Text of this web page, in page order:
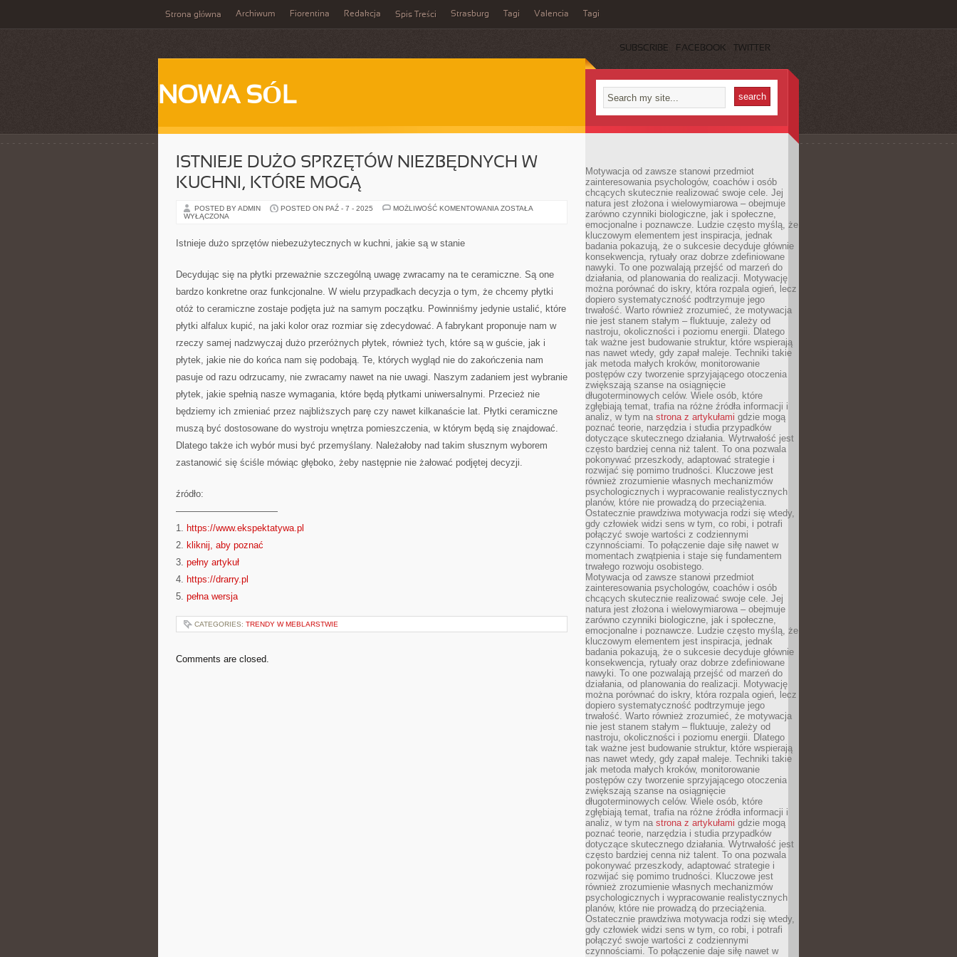
Strona główna Archiwum Fiorentina Redakcja Spis Treści Strasburg Tagi Valencia Tagi
SUBSCRIBE FACEBOOK TWITTER
NOWA SÓL
ISTNIEJE DUŻO SPRZĘTÓW NIEZBĘDNYCH W
KUCHNI, KTÓRE MOGĄ
POSTED BY ADMIN POSTED ON PAŹ - 7 - 2025 MOŻLIWOŚĆ KOMENTOWANIA ISTNIEJE
ZOSTAŁA
WYŁĄCZONA
Istnieje dużo sprzętów niebezużytecznych w kuchni, jakie są w stanie
Decydując się na płytki przeważnie szczególną uwagę zwracamy na te ceramiczne. Są one
bardzo konkretne oraz funkcjonalne. W wielu przypadkach decyzja o tym, że chcemy płytki
otóż to ceramiczne zostaje podjęta już na samym początku. Powinniśmy jedynie ustalić, które
płytki alfalux kupić, na jaki kolor oraz rozmiar się zdecydować. A fabrykant proponuje nam w
rzeczy samej nadzwyczaj dużo przeróżnych płytek, również tych, które są w guście, jak i
płytek, jakie nie do końca nam się podobają. Te, których wygląd nie do zakończenia nam
pasuje od razu odrzucamy, nie zwracamy nawet na nie uwagi. Naszym zadaniem jest wybranie
płytek, jakie spełnią nasze wymagania, które będą płytkami uniwersalnymi. Przecież nie
będziemy ich zmieniać przez najbliższych parę czy nawet kilkanaście lat. Płytki ceramiczne
muszą być dostosowane do wystroju wnętrza pomieszczenia, w którym będą się znajdować.
Dlatego także ich wybór musi być przemyślany. Należałoby nad takim słusznym wyborem
zastanowić się ściśle mówiąc głęboko, żeby następnie nie żałować podjętej decyzji.
źródło:
———————————
1. https://www.ekspektatywa.pl
2. kliknij, aby poznać
3. pełny artykuł
4. https://drarry.pl
5. pełna wersja
CATEGORIES: TRENDY W MEBLARSTWIE
Comments are closed.
Motywacja od zawsze stanowi przedmiot
zainteresowania psychologów, coachów i osób
chcących skutecznie realizować swoje cele. Jej
natura jest złożona i wielowymiarowa – obejmuje
zarówno czynniki biologiczne, jak i społeczne,
emocjonalne i poznawcze. Ludzie często myślą, że
kluczowym elementem jest inspiracja, jednak
badania pokazują, że o sukcesie decyduje głównie
konsekwencja, rytuały oraz dobrze zdefiniowane
nawyki. To one pozwalają przejść od marzeń do
działania, od planowania do realizacji. Motywację
można porównać do iskry, która rozpala ogień, lecz
dopiero systematyczność podtrzymuje jego
trwałość. Warto również zrozumieć, że motywacja
nie jest stanem stałym – fluktuuje, zależy od
nastroju, okoliczności i poziomu energii. Dlatego
tak ważne jest budowanie struktur, które wspierają
nas nawet wtedy, gdy zapał maleje. Techniki takie
jak metoda małych kroków, monitorowanie
postępów czy tworzenie sprzyjającego otoczenia
zwiększają szanse na osiągnięcie
długoterminowych celów. Wiele osób, które
zgłębiają temat, trafia na różne źródła informacji i
analiz, w tym na strona z artykułami gdzie mogą
poznać teorie, narzędzia i studia przypadków
dotyczące skutecznego działania. Wytrwałość jest
często bardziej cenna niż talent. To ona pozwala
pokonywać przeszkody, adaptować strategie i
rozwijać się pomimo trudności. Kluczowe jest
również zrozumienie własnych mechanizmów
psychologicznych i wypracowanie realistycznych
planów, które nie prowadzą do przeciążenia.
Ostatecznie prawdziwa motywacja rodzi się wtedy,
gdy człowiek widzi sens w tym, co robi, i potrafi
połączyć swoje wartości z codziennymi
czynnościami. To połączenie daje siłę nawet w
momentach zwątpienia i staje się fundamentem
trwałego rozwoju osobistego.
Motywacja od zawsze stanowi przedmiot
zainteresowania psychologów, coachów i osób
chcących skutecznie realizować swoje cele. Jej
natura jest złożona i wielowymiarowa – obejmuje
zarówno czynniki biologiczne, jak i społeczne,
emocjonalne i poznawcze. Ludzie często myślą, że
kluczowym elementem jest inspiracja, jednak
badania pokazują, że o sukcesie decyduje głównie
konsekwencja, rytuały oraz dobrze zdefiniowane
nawyki. To one pozwalają przejść od marzeń do
działania, od planowania do realizacji. Motywację
można porównać do iskry, która rozpala ogień, lecz
dopiero systematyczność podtrzymuje jego
trwałość. Warto również zrozumieć, że motywacja
nie jest stanem stałym – fluktuuje, zależy od
nastroju, okoliczności i poziomu energii. Dlatego
tak ważne jest budowanie struktur, które wspierają
nas nawet wtedy, gdy zapał maleje. Techniki takie
jak metoda małych kroków, monitorowanie
postępów czy tworzenie sprzyjającego otoczenia
zwiększają szanse na osiągnięcie
długoterminowych celów. Wiele osób, które
zgłębiają temat, trafia na różne źródła informacji i
analiz, w tym na strona z artykułami gdzie mogą
poznać teorie, narzędzia i studia przypadków
dotyczące skutecznego działania. Wytrwałość jest
często bardziej cenna niż talent. To ona pozwala
pokonywać przeszkody, adaptować strategie i
rozwijać się pomimo trudności. Kluczowe jest
również zrozumienie własnych mechanizmów
psychologicznych i wypracowanie realistycznych
planów, które nie prowadzą do przeciążenia.
Ostatecznie prawdziwa motywacja rodzi się wtedy,
gdy człowiek widzi sens w tym, co robi, i potrafi
połączyć swoje wartości z codziennymi
czynnościami. To połączenie daje siłę nawet w